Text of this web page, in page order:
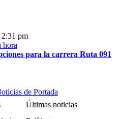
2:31 pm
para la carrera Ruta 091
de Portada
Últimas noticias